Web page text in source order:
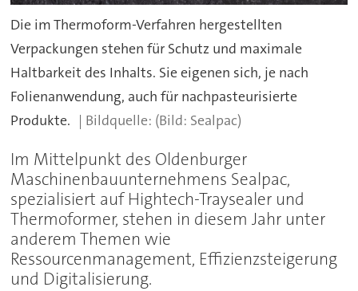
Die im Thermoform-Verfahren hergestellten
Verpackungen stehen für Schutz und maximale
Haltbarkeit des Inhalts. Sie eigenen sich, je nach
Folienanwendung, auch für nachpasteurisierte
Produkte.
(Bild: Sealpac)
Im Mittelpunkt des Oldenburger
Maschinenbauunternehmens Sealpac,
spezialisiert auf Hightech-Traysealer und
Thermoformer, stehen in diesem Jahr unter
anderem Themen wie
Ressourcenmanagement, Effizienzsteigerung
und Digitalisierung.